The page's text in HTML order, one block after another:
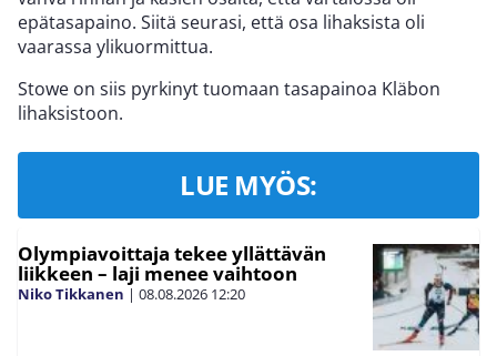
epätasapaino. Siitä seurasi, että osa lihaksista oli
vaarassa ylikuormittua.
Stowe on siis pyrkinyt tuomaan tasapainoa Kläbon
lihaksistoon.
LUE MYÖS:
Olympiavoittaja tekee yllättävän
liikkeen – laji menee vaihtoon
Niko Tikkanen | 08.08.2026 12:20